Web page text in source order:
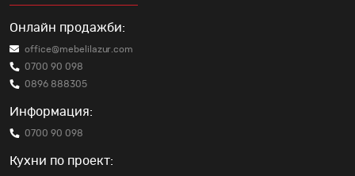
Онлайн продажби:
office@mebelilazur.com
0700 90 098
0896 888305
Информация:
0700 90 098
Кухни по проект: